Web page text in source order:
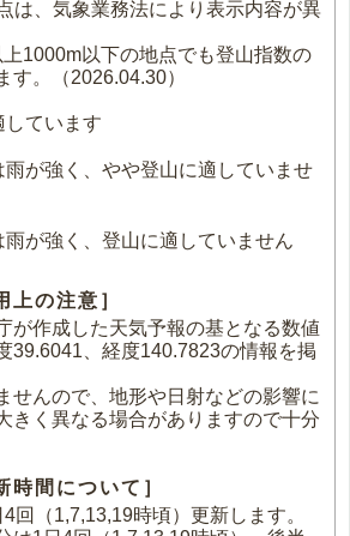
は、気象業務法により表示内容が異
1000m以下の地点でも登山指数の
す。（2026.04.30）
しています
雨が強く、やや登山に適していませ
雨が強く、登山に適していません
上の注意］
が作成した天気予報の基となる数値
39.6041、経度140.7823の情報を掲
せんので、地形や日射などの影響に
きく異なる場合がありますので十分
時間について］
回（1,7,13,19時頃）更新します。